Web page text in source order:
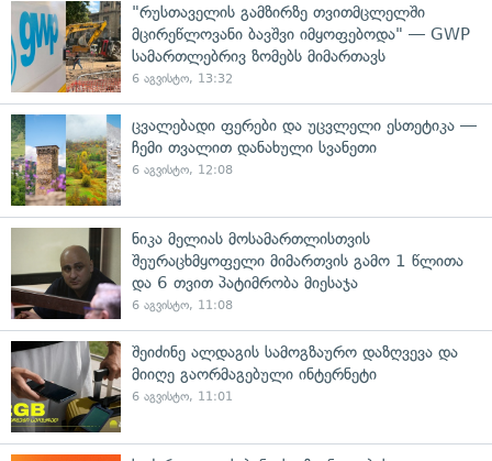
"რუსთაველის გამზირზე თვითმცლელში
მცირეწლოვანი ბავშვი იმყოფებოდა" — GWP
სამართლებრივ ზომებს მიმართავს
6 აგვისტო, 13:32
ცვალებადი ფერები და უცვლელი ესთეტიკა —
ჩემი თვალით დანახული სვანეთი
6 აგვისტო, 12:08
ნიკა მელიას მოსამართლისთვის
შეურაცხმყოფელი მიმართვის გამო 1 წლითა
და 6 თვით პატიმრობა მიესაჯა
6 აგვისტო, 11:08
შეიძინე ალდაგის სამოგზაურო დაზღვევა და
მიიღე გაორმაგებული ინტერნეტი
6 აგვისტო, 11:01